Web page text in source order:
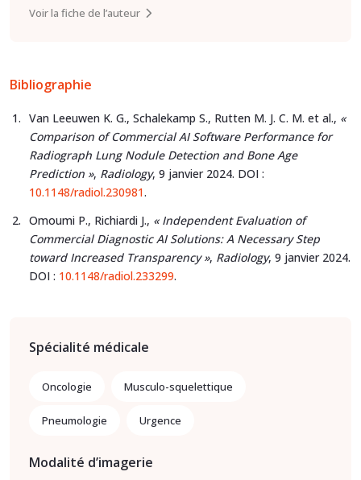
Voir la fiche de l’auteur
Bibliographie
Van Leeuwen K. G., Schalekamp S., Rutten M. J. C. M. et al., «
Comparison of Commercial AI Software Performance for
Radiograph Lung Nodule Detection and Bone Age
Prediction », Radiology, 9 janvier 2024. DOI :
10.1148/radiol.230981.
Omoumi P., Richiardi J., « Independent Evaluation of
Commercial Diagnostic AI Solutions: A Necessary Step
toward Increased Transparency », Radiology, 9 janvier 2024.
DOI : 10.1148/radiol.233299.
Spécialité médicale
Oncologie Musculo-squelettique
Pneumologie Urgence
Modalité d’imagerie